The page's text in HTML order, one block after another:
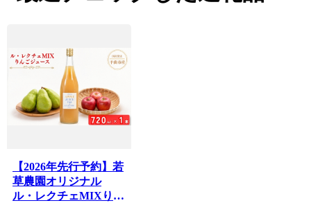
【2026年先行予約】若
草農園オリジナル
ル・レクチェMIXりん